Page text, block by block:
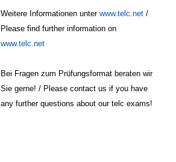
Weitere Informationen unter www.telc.net/
Please find further information on
www.telc.net
Bei Fragen zum Prüfungsformat beraten wir
Sie gerne! / Please contact us if you have
any further questions about our telc exams!